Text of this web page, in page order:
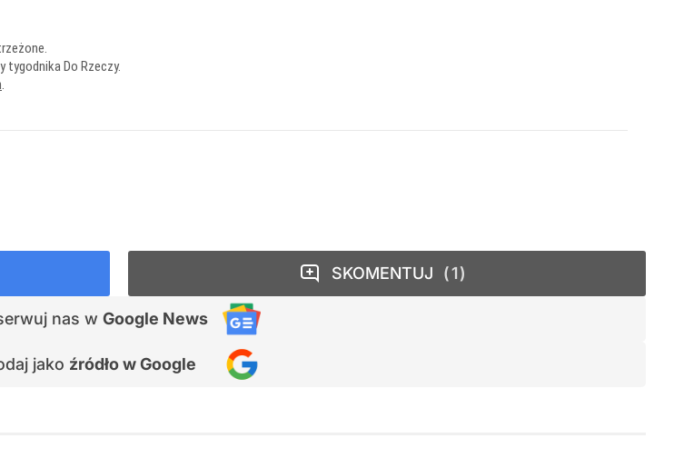
tygodnika Do Rzeczy.
.
nas w Google News
jako źródło w Google
SKOMENTUJ 1